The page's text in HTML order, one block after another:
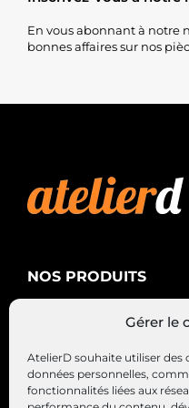
Gérer le
AtelierD souhaite utiliser des
données personnelles,
fonctionnalités liées aux
En vous abonnant à notre
bonnes affaires sur nos
NOS PRODUITS
Alternateurs –